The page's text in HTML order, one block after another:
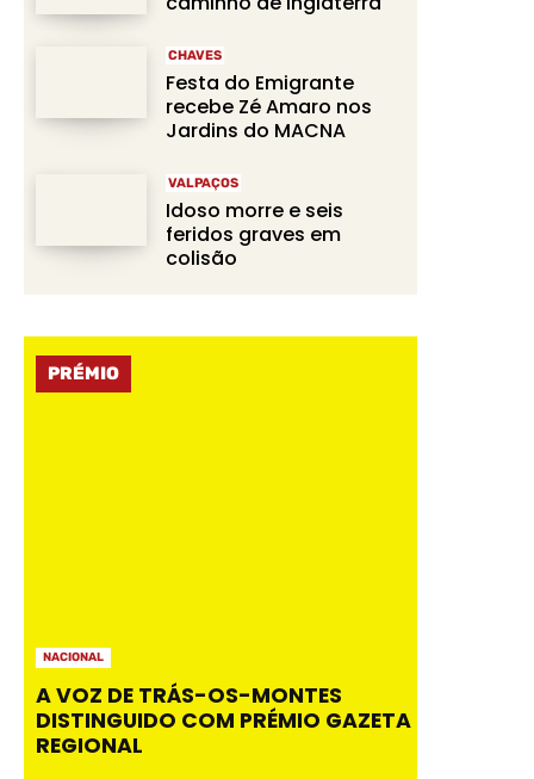
CHAVES
Festa do Emigrante
recebe Zé Amaro nos
Jardins do MACNA
VALPAÇOS
Idoso morre e seis
feridos graves em
colisão
PRÉMIO
NACIONAL
A VOZ DE TRÁS-OS-MONTES
DISTINGUIDO COM PRÉMIO GAZETA
REGIONAL